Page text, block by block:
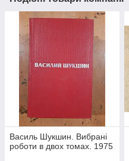
Василь Шукшин. Вибрані
роботи в двох томах. 1975